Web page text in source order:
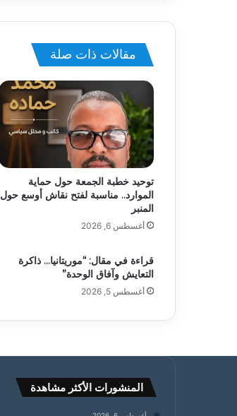
مقالات ذات صلة
توحيد خطبة الجمعة حول حماية
الموارد.. مناسبة لفتح نقاش أوسع حول
المنبر
أغسطس 6, 2026
قراءة في مقال: “موريتانيا… ذاكرة
التعايش وآفاق الوحدة”
أغسطس 5, 2026
المنشورات الأكثر مشاهدة